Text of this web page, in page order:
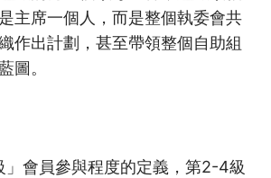
主席一個人，而是整個執委會共
作出計劃，甚至帶領整個自助組
圖。
」會員參與程度的定義，第2-4級